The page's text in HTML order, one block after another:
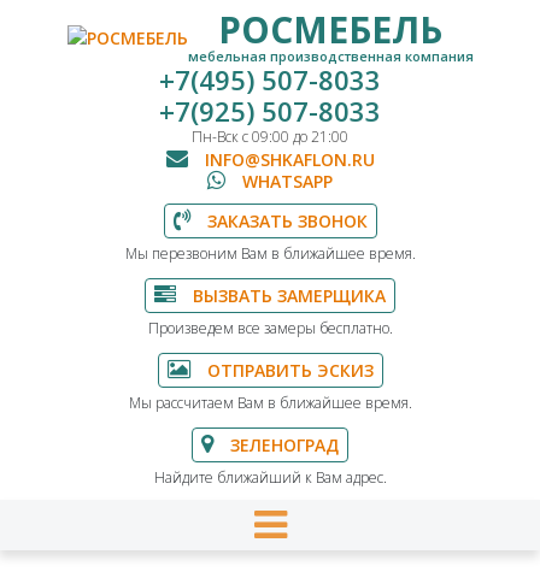
РОСМЕБЕЛЬ
мебельная производственная компания
+7(495) 507-8033
+7(925) 507-8033
Пн-Вск с 09:00 до 21:00
INFO@SHKAFLON.RU
WHATSAPP
ЗАКАЗАТЬ ЗВОНОК
Мы перезвоним Вам в ближайшее время.
ВЫЗВАТЬ ЗАМЕРЩИКА
Произведем все замеры бесплатно.
ОТПРАВИТЬ ЭСКИЗ
Мы рассчитаем Вам в ближайшее время.
ЗЕЛЕНОГРАД
Найдите ближайший к Вам адрес.